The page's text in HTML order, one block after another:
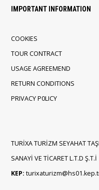
IMPORTANT INFORMATION
COOKIES
TOUR CONTRACT
USAGE AGREEMEND
RETURN CONDITIONS
PRIVACY P0LICY
TURİXA TURİZM SEYAHAT
SANAYİ VE TİCARET L.T.D Ş.T.İ
KEP: